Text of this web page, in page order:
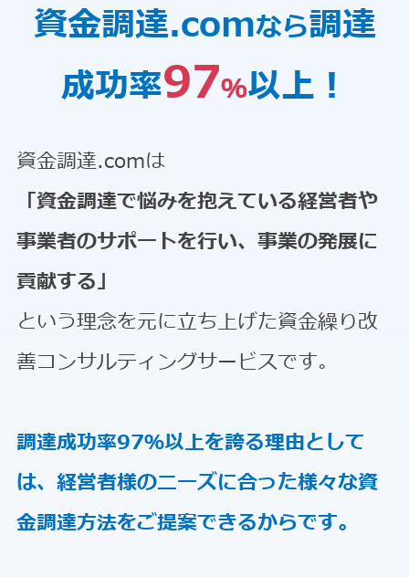
資金調達.comなら調達
成功率97％以上！
資金調達.comは
「資金調達で悩みを抱えている経営者や
事業者のサポートを行い、事業の発展に
貢献する」
という理念を元に立ち上げた資金繰り改
善コンサルティングサービスです。
調達成功率97％以上を誇る理由として
は、経営者様のニーズに合った様々な資
金調達方法をご提案できるからです。